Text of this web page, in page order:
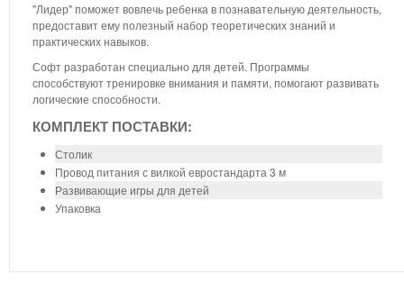
"Лидер" поможет вовлечь ребенка в познавательную деятельность,
предоставит ему полезный набор теоретических знаний и
практических навыков.
Софт разработан специально для детей. Программы
способствуют тренировке внимания и памяти, помогают развивать
логические способности.
КОМПЛЕКТ ПОСТАВКИ:
Столик
Провод питания с вилкой евростандарта 3 м
Развивающие игры для детей
Упаковка